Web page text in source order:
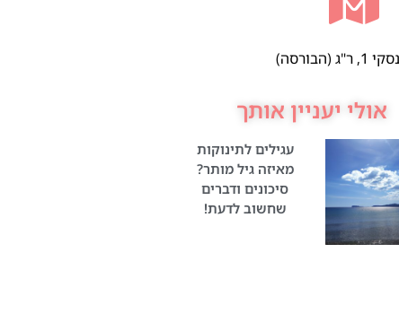
(הבורסה)
אולי יעניין אותך
עגילים לתינוקות
מאיזה גיל מותר?
סיכונים ודברים
שחשוב לדעת!